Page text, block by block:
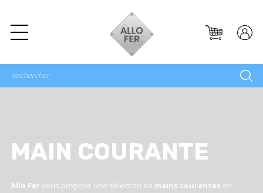
MAIN COURANTE
Allo Fer vous propose une sélection de mains courantes en